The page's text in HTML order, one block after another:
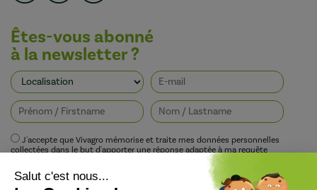
Êtes-vous abonné
à la newsletter ?
J'accepte que Vivagro mémorise et traite mes données personnelles
collectées dans le but d'apporter une réponse adaptée à ma requête
conformément à la politique de protection de la vie privée de Vivagro.
I agree that Vivagro stores and processes my personal data collected in order
to provide an appropriate response to my request in accordance with